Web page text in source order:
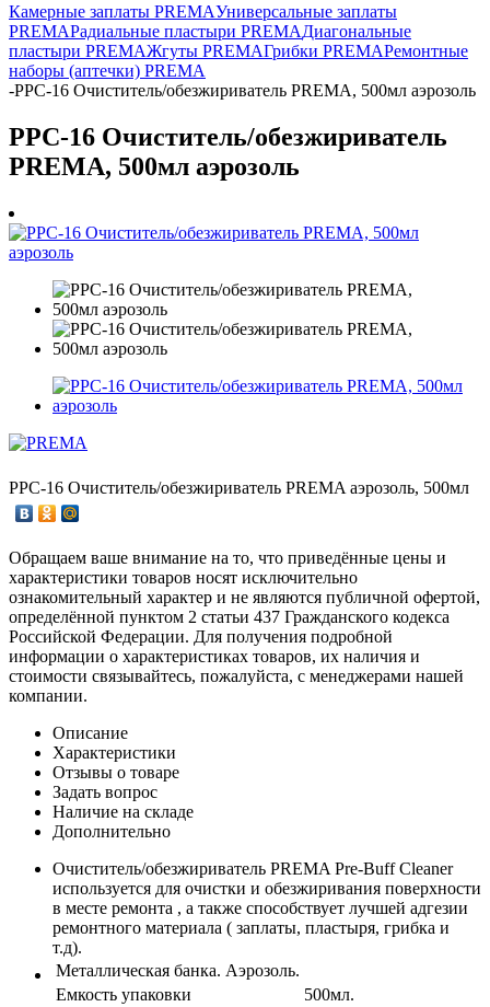
Камерные заплаты PREMAУниверсальные заплаты
PREMAРадиальные пластыри PREMAДиагональные
пластыри PREMAЖгуты PREMAГрибки PREMAРемонтные
наборы (аптечки) PREMA
-PPC-16 Очиститель/обезжириватель PREMA, 500мл аэрозоль
PPC-16 Очиститель/обезжириватель
PREMA, 500мл аэрозоль
PPC-16 Очиститель/обезжириватель PREMA аэрозоль, 500мл
Обращаем ваше внимание на то, что приведённые цены и
характеристики товаров носят исключительно
ознакомительный характер и не являются публичной офертой,
определённой пунктом 2 статьи 437 Гражданского кодекса
Российской Федерации. Для получения подробной
информации о характеристиках товаров, их наличия и
стоимости связывайтесь, пожалуйста, с менеджерами нашей
компании.
Описание
Характеристики
Отзывы о товаре
Задать вопрос
Наличие на складе
Дополнительно
Очиститель/обезжириватель PREMA Pre-Buff Cleaner
используется для очистки и обезжиривания поверхности
в месте ремонта , а также способствует лучшей адгезии
ремонтного материала ( заплаты, пластыря, грибка и
т.д).
Металлическая банка. Аэрозоль.
Емкость упаковки
500мл.